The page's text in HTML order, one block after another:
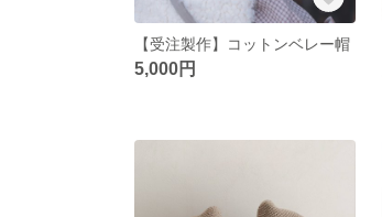
【受注製作】コットンベレー帽
5,000円